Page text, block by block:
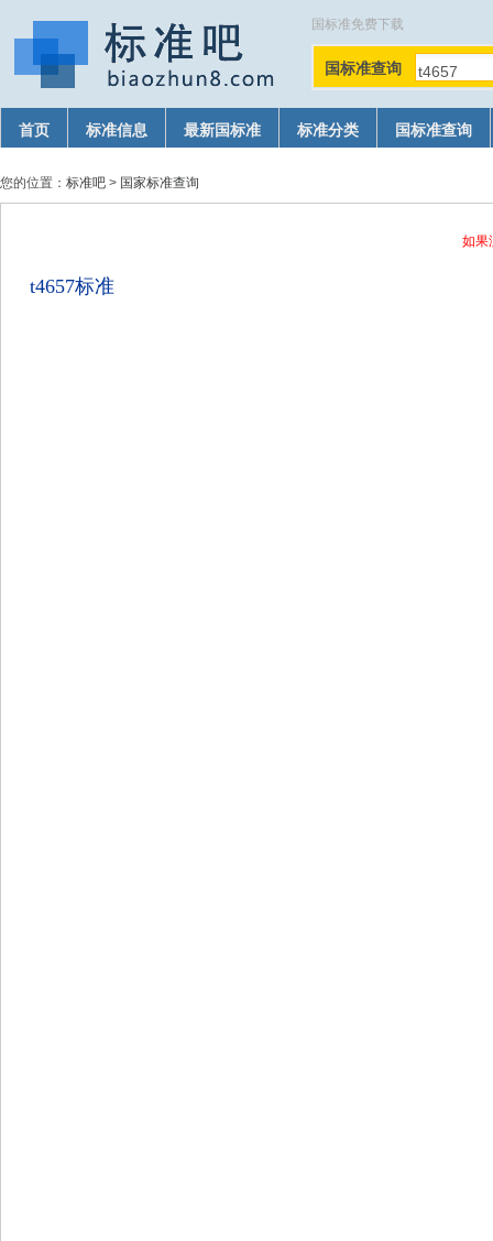
国标准免费下载
国标准查询
首页 标准信息 最新国标准 标准分类 国标准查询
您的位置： 标准吧 > 国家标准查询
如果
t4657标准